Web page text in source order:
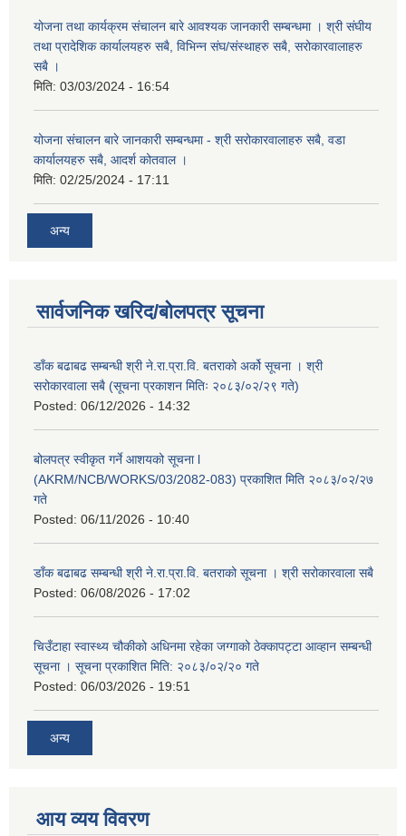
योजना तथा कार्यक्रम संचालन बारे आवश्यक जानकारी सम्बन्धमा । श्री संघीय
तथा प्रादेशिक कार्यालयहरु सबै, विभिन्‍न संघ/संस्थाहरु सबै, सरोकारवालाहरु
सबै ।
मिति: 03/03/2024 - 16:54
योजना संचालन बारे जानकारी सम्बन्धमा - श्री सरोकारवालाहरु सबै, वडा
कार्यालयहरु सबै, आदर्श कोतवाल ।
मिति: 02/25/2024 - 17:11
अन्य
सार्वजनिक खरिद/बोलपत्र सूचना
डाँक बढाबढ सम्बन्धी श्री ने.रा.प्रा.वि. बतराको अर्को सूचना । श्री
सरोकारवाला सबै (सूचना प्रकाशन मितिः २०८३/०२/२९ गते)
Posted: 06/12/2026 - 14:32
बोलपत्र स्वीकृत गर्ने आशयको सूचना l
(AKRM/NCB/WORKS/03/2082-083) प्रकाशित मिति २०८३/०२/२७
गते
Posted: 06/11/2026 - 10:40
डाँक बढाबढ सम्बन्धी श्री ने.रा.प्रा.वि. बतराको सूचना । श्री सरोकारवाला सबै
Posted: 06/08/2026 - 17:02
चिउँटाहा स्वास्थ्य चौकीको अधिनमा रहेका जग्गाको ठेक्कापट्टा आव्हान सम्बन्धी
सूचना । सूचना प्रकाशित मिति: २०८३/०२/२० गते
Posted: 06/03/2026 - 19:51
अन्य
आय व्यय विवरण